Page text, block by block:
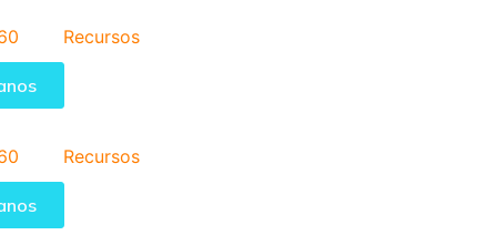
Recursos
Recursos